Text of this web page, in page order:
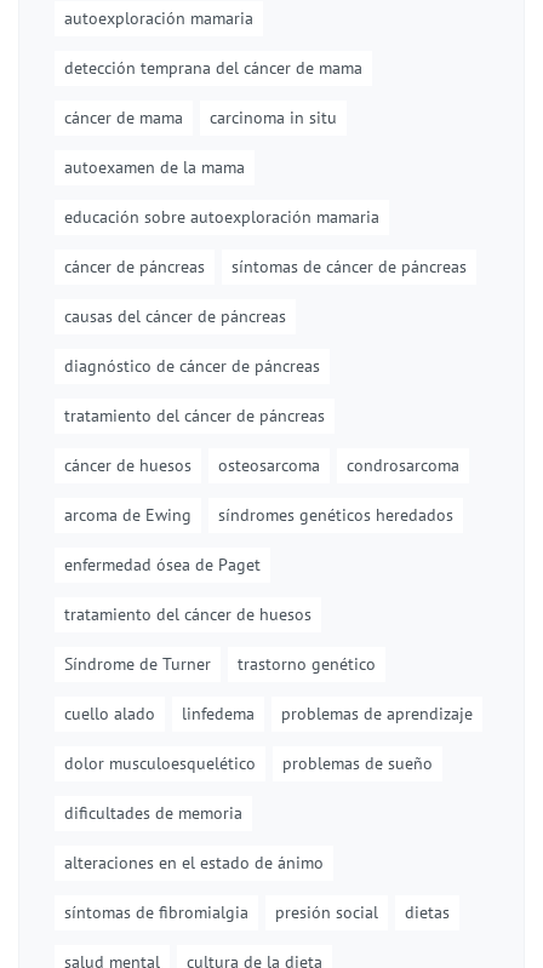
autoexploración mamaria
detección temprana del cáncer de mama
cáncer de mama carcinoma in situ
autoexamen de la mama
educación sobre autoexploración mamaria
cáncer de páncreas síntomas de cáncer de páncreas
causas del cáncer de páncreas
diagnóstico de cáncer de páncreas
tratamiento del cáncer de páncreas
cáncer de huesos osteosarcoma condrosarcoma
arcoma de Ewing síndromes genéticos heredados
enfermedad ósea de Paget
tratamiento del cáncer de huesos
Síndrome de Turner trastorno genético
cuello alado linfedema problemas de aprendizaje
dolor musculoesquelético problemas de sueño
dificultades de memoria
alteraciones en el estado de ánimo
síntomas de fibromialgia presión social dietas
salud mental cultura de la dieta